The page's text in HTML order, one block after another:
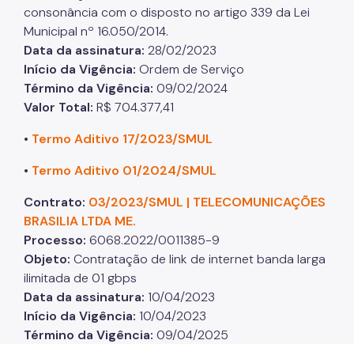
Estação Rádio-Base
Elevadores
Locais de Reunião e Eventos
Cadastro da Edificação
CEDI - Cadastro de Edificações
Ficha Técnica
Denom. de Logradouros
Relatórios de Aprovação
Notícias
Imprensa
consonância com o disposto no artigo 339 da Lei
Municipal nº 16.050/2014.
Data da assinatura: 28/02/2023
Início da Vigência: Ordem de Serviço
Término da Vigência: 09/02/2024
Valor Total: R$ 704.377,41
• Termo Aditivo 17/2023/SMUL
• Termo Aditivo 01/2024/SMUL
Contrato: 03/2023/SMUL | TELECOMUNICAÇÕES
BRASILIA LTDA ME.
Processo: 6068.2022/0011385-9
Objeto: Contratação de link de internet banda larga
ilimitada de 01 gbps
Data da assinatura: 10/04/2023
Início da Vigência: 10/04/2023
Término da Vigência: 09/04/2025